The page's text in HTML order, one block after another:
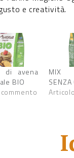
e creatività.
di avena
BIO
MIX
SENZA